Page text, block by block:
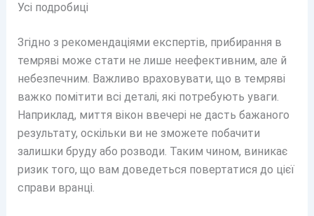
Усі подробиці
Згідно з рекомендаціями експертів, прибирання в
темряві може стати не лише неефективним, але й
небезпечним. Важливо враховувати, що в темряві
важко помітити всі деталі, які потребують уваги.
Наприклад, миття вікон ввечері не дасть бажаного
результату, оскільки ви не зможете побачити
залишки бруду або розводи. Таким чином, виникає
ризик того, що вам доведеться повертатися до цієї
справи вранці.